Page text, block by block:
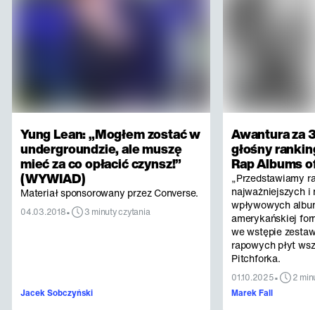
Yung Lean: „Mogłem zostać w
undergroundzie, ale muszę
mieć za co opłacić czynsz!”
(WYWIAD)
Materiał sponsorowany przez Converse.
04.03.2018• 3 minuty czytania
Jacek Sobczyński
Awantura za
głośny
Rap Albums
„Przedstawiamy
najważniejszych i
wpływowych
amerykańskiej
we wstępie
rapowych płyt
Pitchforka.
01.10.2025•
2
Marek Fall